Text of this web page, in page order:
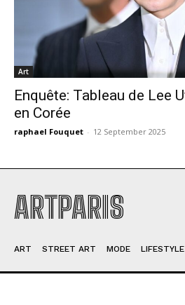
Art
Enquête: Tableau de Lee
en Corée
raphael Fouquet - 12 September 2025
ARTPARIS
ART STREET ART MODE